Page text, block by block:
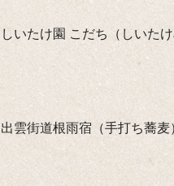
しいたけ園 こだち（しいた
出雲街道根雨宿（手打ち蕎麦